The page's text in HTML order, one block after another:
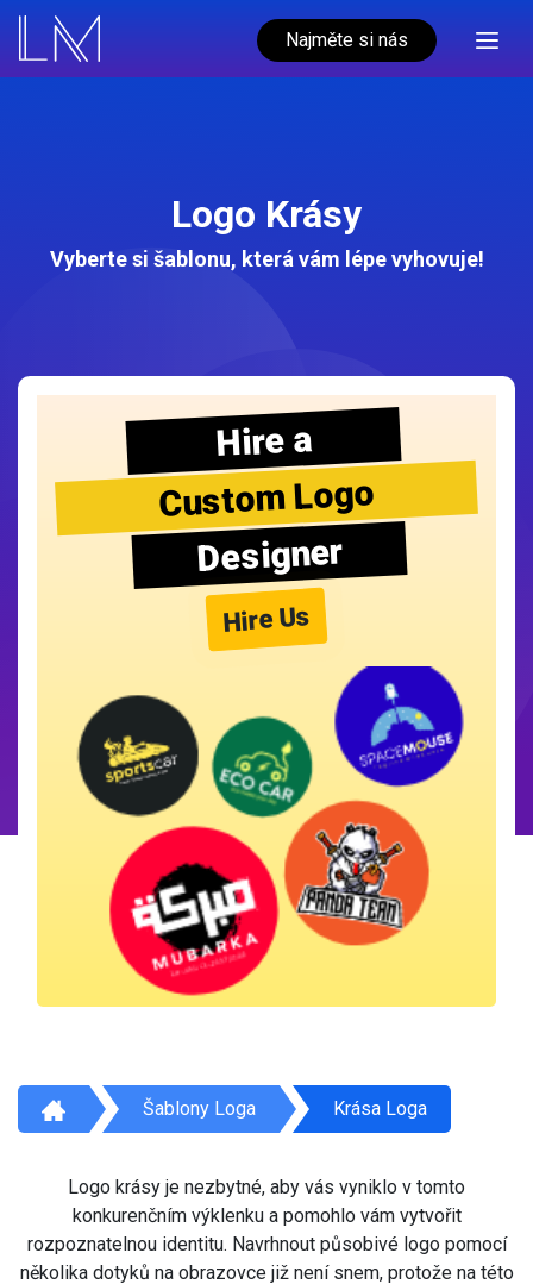
Najměte si nás
Logo Krásy
Vyberte si šablonu, která vám lépe vyhovuje!
Hire a
Custom Logo
Designer
Hire Us
Šablony Loga Krása Loga
Logo krásy je nezbytné, aby vás vyniklo v tomto
konkurenčním výklenku a pomohlo vám vytvořit
rozpoznatelnou identitu. Navrhnout působivé logo pomocí
několika dotyků na obrazovce již není snem, protože na této